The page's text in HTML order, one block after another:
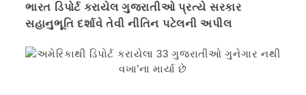
ભારત ડિપોર્ટ કરાયેલ ગુજરાતીઓ પ્રત્યે સરકાર
સહાનુભૂતિ દર્શાવે તેવી નીતિન પટેલની અપીલ